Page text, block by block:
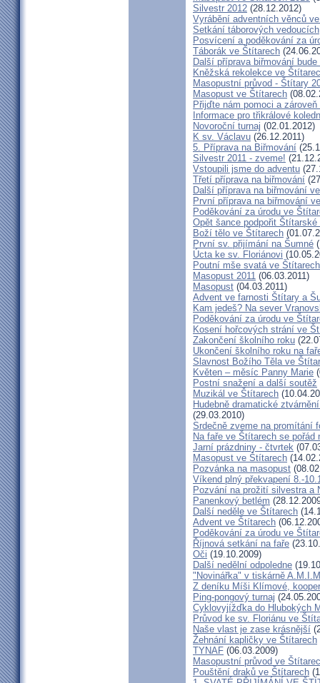
Silvestr 2012 (28.12.2012)
Vyrábění adventních věnců
Setkání táborových vedoucích
Posvícení a poděkování za
Táborák ve Štítarech
Další příprava biřmování
Kněžská rekolekce ve
Masopustní průvod - Štítary
Masopust ve Štítarech
Přijďte nám pomoci a
Informace pro třikrálové
Novoroční turnaj (02.01.2012)
K sv. Václavu (26.12.2011)
5. Příprava na Biřmování
Silvestr 2011 - zveme!
Vstoupili jsme do adventu
Třetí příprava na biřmování
Další příprava na biřmování
První příprava na biřmování
Poděkování za úrodu ve
Opět šance podpořit Štítarské
Boží tělo ve Štítarech
První sv. přijímání na Šumné
Úcta ke sv. Floriánovi
Poutní mše svatá ve
Masopust 2011 (06.03.2011)
Masopust (04.03.2011)
Advent ve farnosti Štítary a
Kam jedeš? Na sever
Poděkování za úrodu ve
Kosení hořcových strání ve
Zakončení školního roku
Ukončení školního roku na
Slavnost Božího Těla ve
Květen – měsíc Panny Marie
Postní snažení a další soutěž
Muzikál ve Štítarech
Hudebně dramatické
(29.03.2010)
Srdečně zveme na promítání
Na faře ve Štítarech se pořád
Jarní prázdniny - čtvrtek
Masopust ve Štítarech
Pozvánka na masopust
Víkend plný překvapení 8.-
Pozvání na prožití silvestra a
Panenkový betlém
Další neděle ve Štítarech
Advent ve Štítarech
Poděkování za úrodu ve
Říjnová setkání na faře
Oči (19.10.2009)
Další nedělní odpoledne
"Novinářka" v tiskárně
Z deníku Míši Klímové,
Ping-pongový turnaj
Cyklovyjížďka do Hlubokých
Průvod ke sv. Floriánu ve
Naše vlast je zase krásnější
Žehnání kapličky ve Štítarech
TYNAF (06.03.2009)
Masopustní průvod ve
Pouštění draků ve Štítarech